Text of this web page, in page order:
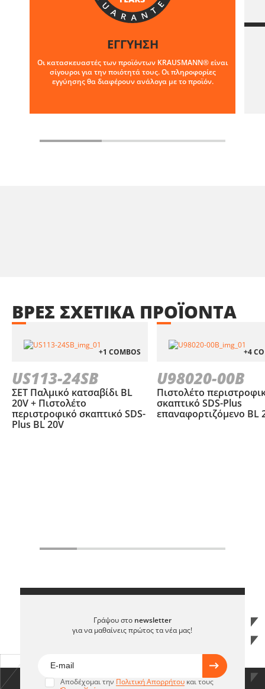
ΕΓΓΥΗΣΗ
Οι κατασκευαστές των προϊόντων KRAUSMANN® είναι
σίγουροι για την ποιότητά τους. Οι πληροφορίες
εγγύησης θα διαφέρουν ανάλογα με το προϊόν.
+1 COMBOS
US113-24SB
ΣΕΤ Παλμικό κατσαβίδι BL
20V + Πιστολέτο
περιστροφικό σκαπτικό SDS-
Plus BL 20V
+4
U98020-00B
Πιστολέτο
σκαπτικό SDS-Plus
επαναφορτιζόμενο BL
ΒΡΕΣ ΣΧΕΤΙΚΑ ΠΡΟΪΟΝΤΑ
Γράψου στο newsletter
για να μαθαίνεις πρώτος τα νέα μας!
Αποδέχομαι την Πολιτική Απορρήτουκαι τους